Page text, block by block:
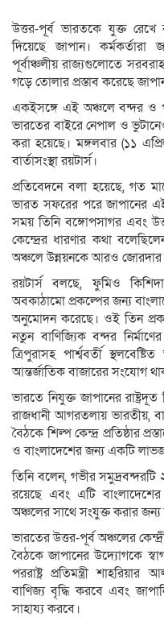
উত্তর-পূর্ব ভারতকে যুক্ত রেখে
দিয়েছে জাপান। কর্মকর্তারা
পূর্বাঞ্চলীয় রাজ্যগুলোতে
গড়ে তোলার প্রস্তাব করেছে
একইসঙ্গে এই অঞ্চলে বন্দর ও
ভারতের বাইরে নেপাল ও
করা হয়েছে। মঙ্গলবার (১১
বার্তাসংস্থা রয়টার্স।
প্রতিবেদনে বলা হয়েছে, গত
ভারত সফরের পরে জাপানের
সময় তিনি বঙ্গোপসাগর এবং
কেন্দ্রের ধারণার কথা
অঞ্চলে উন্নয়নকে আরও জোরদার
রয়টার্স বলছে, ফুমিও
অবকাঠামো প্রকল্পের জন্য
অনুমোদন করেছে। ওই তিন
নতুন বাণিজ্যিক বন্দর
ত্রিপুরাসহ পার্শ্ববর্তী
আন্তর্জাতিক বাজারের সংযোগ
ভারতে নিযুক্ত জাপানের
রাজধানী আগরতলায় ভারতীয়,
বৈঠকে শিল্প কেন্দ্র প্রতিষ্ঠার
ও বাংলাদেশের জন্য একটি
তিনি বলেন, গভীর
রয়েছে এবং এটি বাংলাদেশের
অঞ্চলের সাথে সংযুক্ত করার জন্য
ভারতের উত্তর-পূর্ব অঞ্চলের
বৈঠকে জাপানের উদ্যোগকে
পররাষ্ট্র প্রতিমন্ত্রী
বাণিজ্য বৃদ্ধি করবে এবং
সাহায্য করবে।